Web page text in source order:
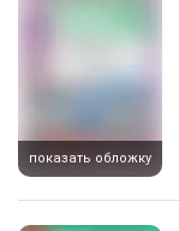
показать обложку